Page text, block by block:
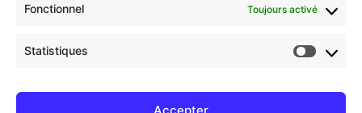
Fonctionnel Toujours activé
Statistiques
Accepter
LE CAVOK